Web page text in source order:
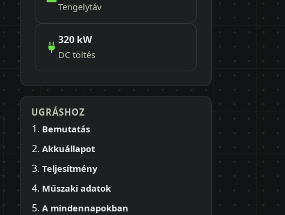
Tengelytáv
320 kW
DC töltés
UGRÁSHOZ
Bemutatás
Akkuállapot
Teljesítmény
Műszaki adatok
A mindennapokban